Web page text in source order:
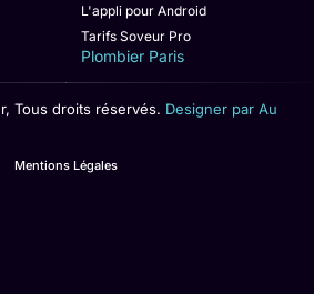
L'appli pour Android
Tarifs Soveur Pro
Plombier Paris
Tous droits réservés. Designer par Au
Mentions Légales